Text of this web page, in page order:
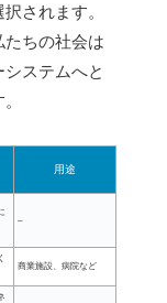
されます。
ちの社会は
ステムへと
用途
–
商業施設、病院など